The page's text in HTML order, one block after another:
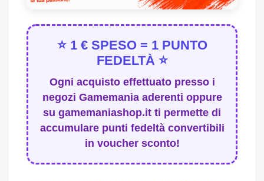
⭐ 1 € SPESO = 1 PUNTO
FEDELTÀ ⭐
Ogni acquisto effettuato presso i
negozi Gamemania aderenti oppure
su gamemaniashop.it ti permette di
accumulare punti fedeltà convertibili
in voucher sconto!